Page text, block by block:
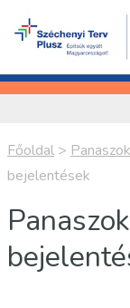
Főoldal >
bejelentések